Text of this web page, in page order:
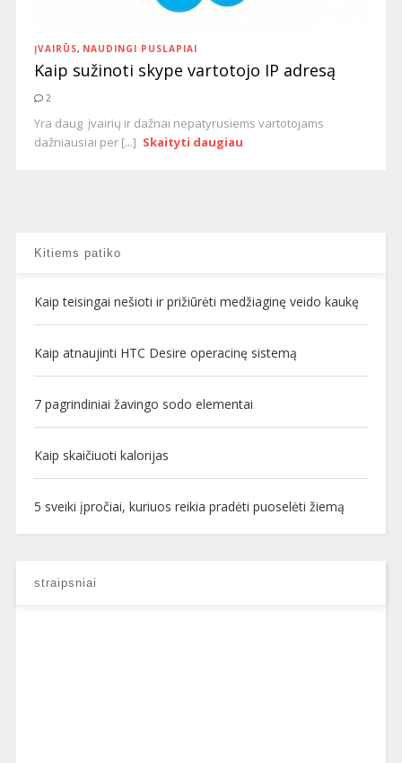
ĮVAIRŪS, NAUDINGI PUSLAPIAI
Kaip sužinoti skype vartotojo IP adresą
2
Yra daug įvairių ir dažnai nepatyrusiems vartotojams
dažniausiai per [...] Skaityti daugiau
Kitiems patiko
Kaip teisingai nešioti ir prižiūrėti medžiaginę veido kaukę
Kaip atnaujinti HTC Desire operacinę sistemą
7 pagrindiniai žavingo sodo elementai
Kaip skaičiuoti kalorijas
5 sveiki įpročiai, kuriuos reikia pradėti puoselėti žiemą
straipsniai